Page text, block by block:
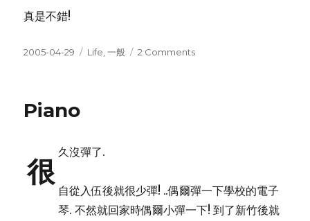
真是不錯!
Posted
2005-04-29 Categories
Life ,一般 2 Commentson
Piano
很
久沒彈了.
自從入伍後就很少彈! ..偶爾彈一下學校的電子
琴. 不然就回家時偶爾小彈一下! 到了新竹後就